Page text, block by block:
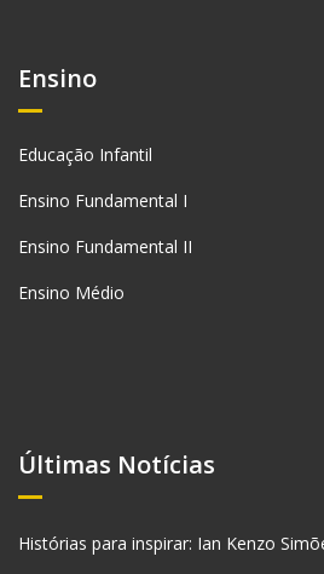
Ensino
Educação Infantil
Ensino Fundamental I
Ensino Fundamental II
Ensino Médio
Últimas Notícias
Histórias para inspirar: Ian Kenzo